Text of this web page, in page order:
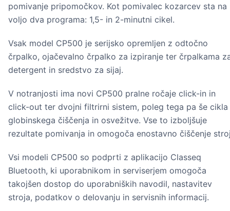
pomivanje pripomočkov. Kot pomivalec kozarcev sta na
voljo dva programa: 1,5- in 2-minutni cikel.
Vsak model CP500 je serijsko opremljen z odtočno
črpalko, ojačevalno črpalko za izpiranje ter črpalkama
detergent in sredstvo za sijaj.
V notranjosti ima novi CP500 pralne ročaje click-in in
click-out ter dvojni filtrirni sistem, poleg tega pa še cikla
globinskega čiščenja in osvežitve. Vse to izboljšuje
rezultate pomivanja in omogoča enostavno čiščenje
Vsi modeli CP500 so podprti z aplikacijo Classeq
Bluetooth, ki uporabnikom in serviserjem omogoča
takojšen dostop do uporabniških navodil, nastavitev
stroja, podatkov o delovanju in servisnih informacij.